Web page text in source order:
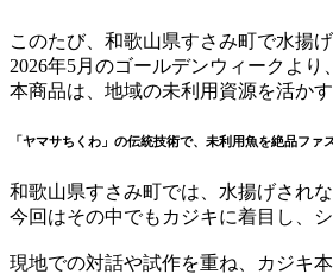
このたび、和歌山県すさみ町で水揚
2026年5月のゴールデンウィークより
本商品は、地域の未利用資源を活か
「ヤマサちくわ」の伝統技術で、未利用魚を絶品ファ
和歌山県すさみ町では、水揚げされ
今回はその中でもカジキに着目し、
現地での対話や試作を重ね、カジキ